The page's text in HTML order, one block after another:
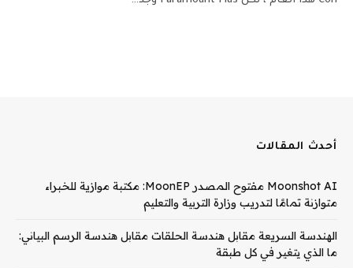
أحدث المقالات
Moonshot AI مفتوح المصدر MoonEP: مكتبة موازية للخبراء
متوازنة تمامًا لتدريب وزارة التربية والتعليم
الهندسة السريعة مقابل هندسة الحلقات مقابل هندسة الرسم البياني:
ما الذي يتغير في كل طبقة